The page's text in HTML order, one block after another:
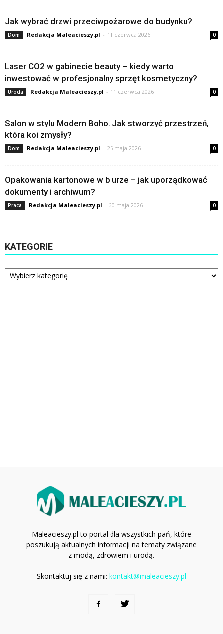
Jak wybrać drzwi przeciwpożarowe do budynku?
Dom Redakcja Maleacieszy.pl - 11 czerwca 2026 0
Laser CO2 w gabinecie beauty – kiedy warto
inwestować w profesjonalny sprzęt kosmetyczny?
Uroda Redakcja Maleacieszy.pl - 11 czerwca 2026 0
Salon w stylu Modern Boho. Jak stworzyć przestrzeń,
która koi zmysły?
Dom Redakcja Maleacieszy.pl - 25 maja 2026 0
Opakowania kartonowe w biurze – jak uporządkować
dokumenty i archiwum?
Praca Redakcja Maleacieszy.pl - 20 maja 2026 0
KATEGORIE
Kategorie
Maleacieszy.pl to portal dla wszystkich pań, które
poszukują aktualnych informacji na tematy związane
z modą, zdrowiem i urodą.
Skontaktuj się z nami: kontakt@maleacieszy.pl